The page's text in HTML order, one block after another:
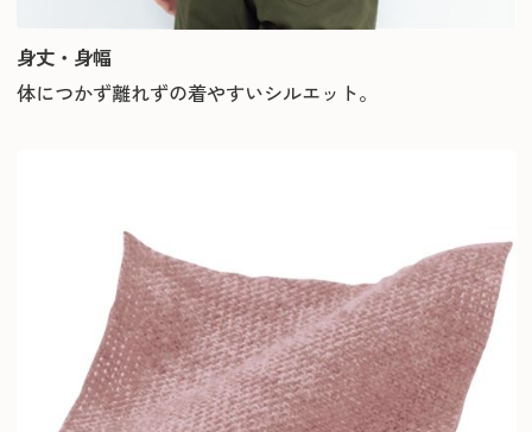
身丈・身幅
体につかず離れずの着やすいシルエット。